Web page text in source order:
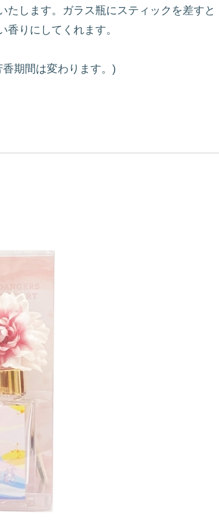
たします。ガラス瓶にスティックを差すと
りにしてくれます。
期間は変わります。)